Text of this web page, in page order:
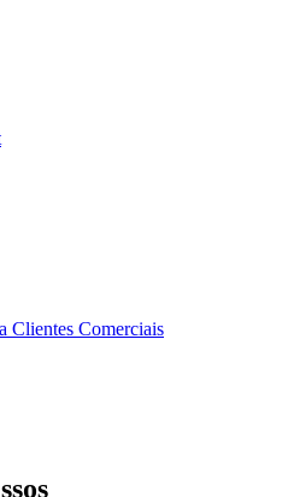
Clientes Comerciais